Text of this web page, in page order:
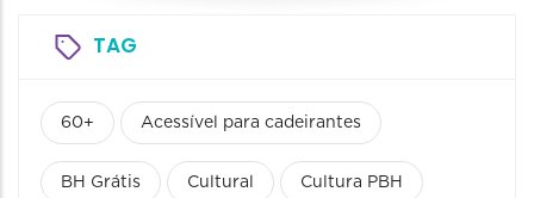
TAG
60+ Acessível para cadeirantes
BH Grátis Cultural Cultura PBH